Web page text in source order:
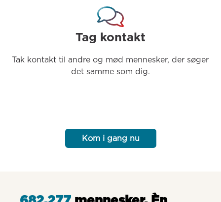
Tag kontakt
Tak kontakt til andre og mød mennesker, der søger
det samme som dig.
Kom i gang nu